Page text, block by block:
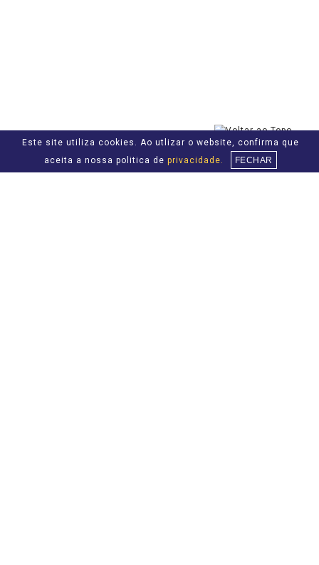
Este site utiliza cookies. Ao utlizar o website, confirma que
aceita a nossa politica de privacidade. FECHAR